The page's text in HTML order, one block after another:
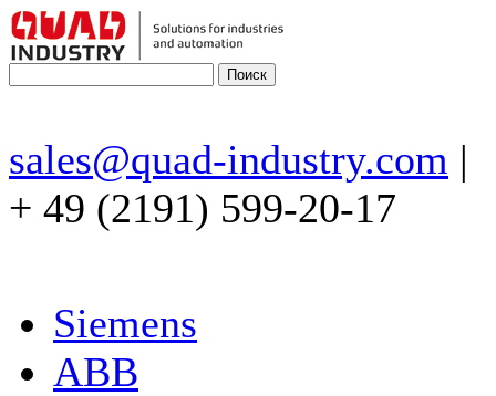
sales@quad-industry.com |
+ 49 (2191) 599-20-17
Siemens
ABB